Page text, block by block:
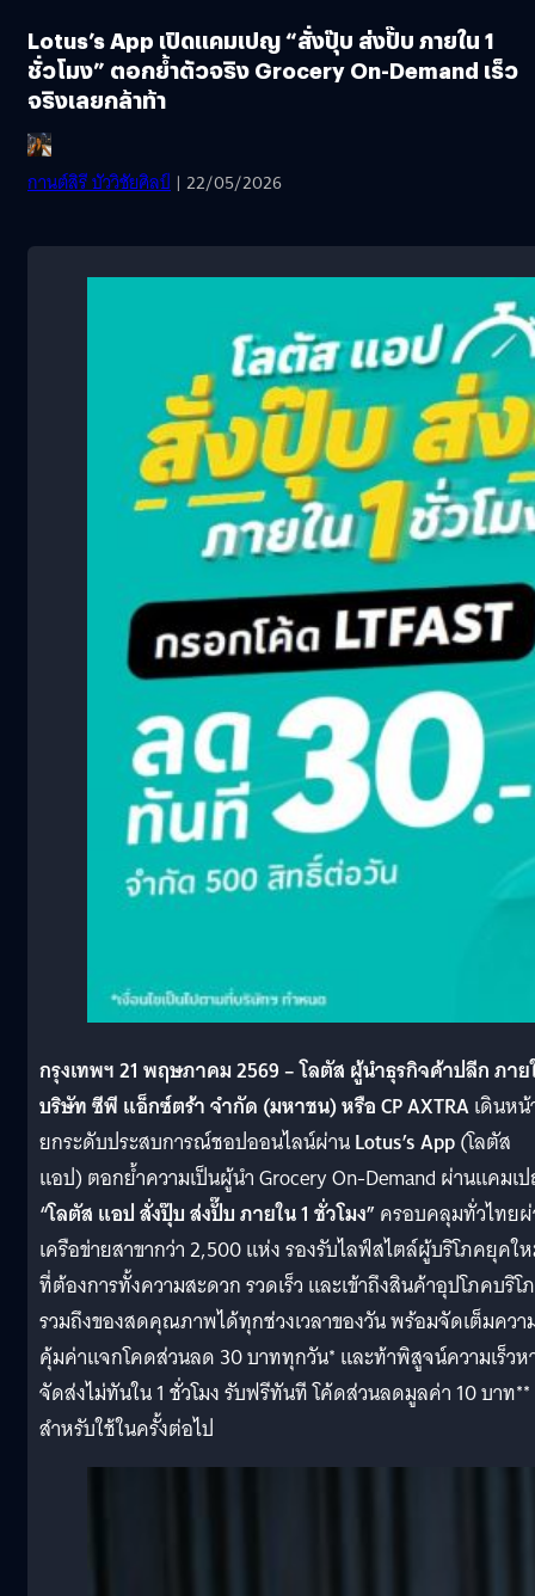
Lotus’s App เปิดแคมเปญ “สั่งปุ๊บ ส่งปั๊บ ภายใน 1
ชั่วโมง” ตอกย้ำตัวจริง Grocery On-Demand เร็ว
จริงเลยกล้าท้า
กานต์สิรี บัววิชัยศิลป์ | 22/05/2026
กรุงเทพฯ 21 พฤษภาคม 2569 – โลตัส ผู้นำธุรกิจค้าปลีก ภา
บริษัท ซีพี แอ็กซ์ตร้า จำกัด (มหาชน) หรือ CP AXTRAเดินห
ยกระดับประสบการณ์ชอปออนไลน์ผ่านLotus’s App(โลตัส
แอป) ตอกย้ำความเป็นผู้นำ Grocery On-Demand ผ่านแคมเ
“โลตัส แอป สั่งปุ๊บ ส่งปั๊บ ภายใน 1 ชั่วโมง” ครอบคลุมทั่วไทย
เครือข่ายสาขากว่า 2,500 แห่ง รองรับไลฟ์สไตล์ผู้บริโภคยุคใ
ที่ต้องการทั้งความสะดวก รวดเร็ว และเข้าถึงสินค้าอุปโภคบริโ
รวมถึงของสดคุณภาพได้ทุกช่วงเวลาของวัน พร้อมจัดเต็มควา
คุ้มค่าแจกโคดส่วนลด 30 บาททุกวัน* และท้าพิสูจน์ความเร็วห
จัดส่งไม่ทันใน 1 ชั่วโมง รับฟรีทันที โค้ดส่วนลดมูลค่า 10 บาท**
สำหรับใช้ในครั้งต่อไป